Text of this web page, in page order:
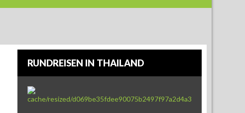
RUNDREISEN IN THAILAND